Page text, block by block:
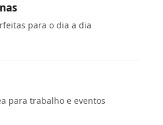
para o dia a dia
para trabalho e eventos